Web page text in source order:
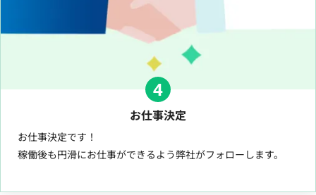
4
お仕事決定
お仕事決定です！
稼働後も円滑にお仕事ができるよう弊社がフォローします。